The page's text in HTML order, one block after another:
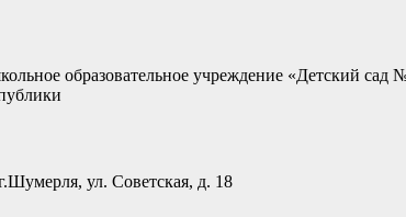
образовательное учреждение «Детский сад
ул. Советская, д. 18